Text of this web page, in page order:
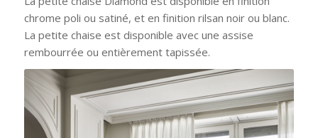
chrome poli ou satiné, et en finition rilsan noir ou blanc.
La petite chaise est disponible avec une assise
rembourrée ou entièrement tapissée.